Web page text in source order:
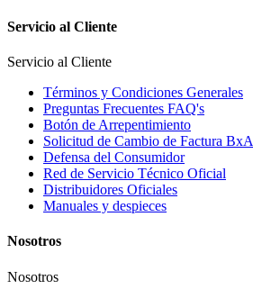
Servicio al Cliente
Servicio al Cliente
Términos y Condiciones Generales
Preguntas Frecuentes FAQ's
Botón de Arrepentimiento
Solicitud de Cambio de Factura BxA
Defensa del Consumidor
Red de Servicio Técnico Oficial
Distribuidores Oficiales
Manuales y despieces
Nosotros
Nosotros